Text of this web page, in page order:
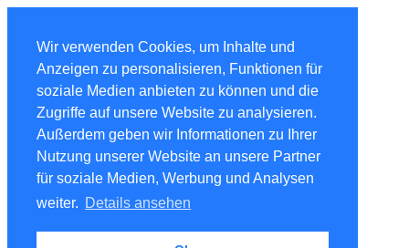
Wir verwenden Cookies, um Inhalte und
Anzeigen zu personalisieren, Funktionen für
soziale Medien anbieten zu können und die
Zugriffe auf unsere Website zu analysieren.
Außerdem geben wir Informationen zu Ihrer
Nutzung unserer Website an unsere Partner
für soziale Medien, Werbung und Analysen
weiter. Details ansehen